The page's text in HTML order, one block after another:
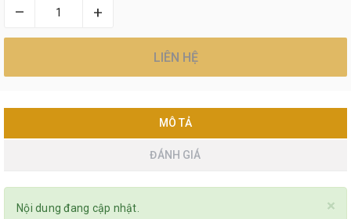
– +
LIÊN HỆ
MÔ TẢ
ĐÁNH GIÁ
×
Nội dung đang cập nhật.